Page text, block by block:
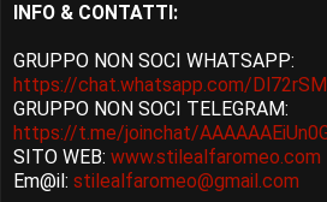
INFO & CONTATTI:
GRUPPO NON SOCI WHATSAPP:
https://chat.whatsapp.com/
GRUPPO NON SOCI TELEGRAM:
https://t.me/joinchat/
SITO WEB: www.stilealfaromeo.com
Em@il: stilealfaromeo@gmail.com